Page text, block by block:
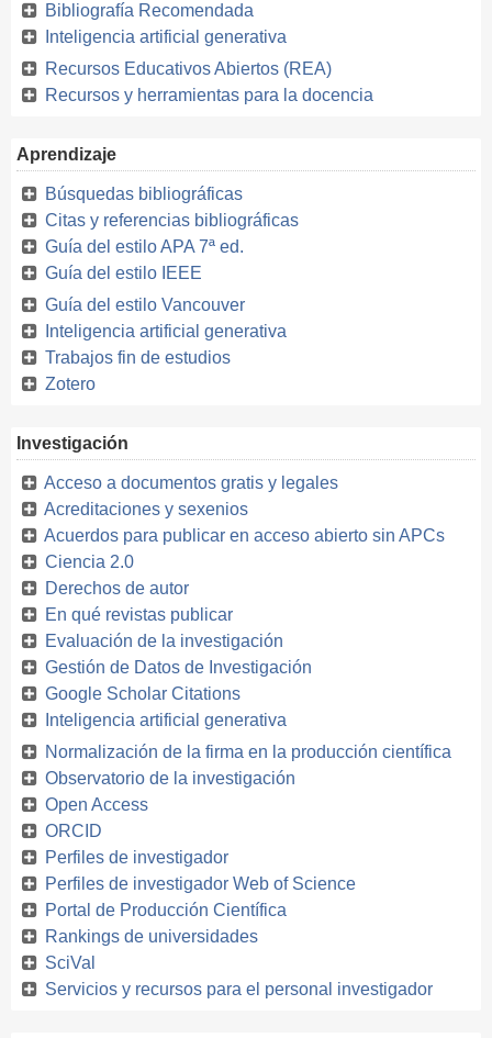
Bibliografía Recomendada
Inteligencia artificial generativa
Recursos Educativos Abiertos (REA)
Recursos y herramientas para la docencia
Aprendizaje
Búsquedas bibliográficas
Citas y referencias bibliográficas
Guía del estilo APA 7ª ed.
Guía del estilo IEEE
Guía del estilo Vancouver
Inteligencia artificial generativa
Trabajos fin de estudios
Zotero
Investigación
Acceso a documentos gratis y legales
Acreditaciones y sexenios
Acuerdos para publicar en acceso abierto sin APCs
Ciencia 2.0
Derechos de autor
En qué revistas publicar
Evaluación de la investigación
Gestión de Datos de Investigación
Google Scholar Citations
Inteligencia artificial generativa
Normalización de la firma en la producción científica
Observatorio de la investigación
Open Access
ORCID
Perfiles de investigador
Perfiles de investigador Web of Science
Portal de Producción Científica
Rankings de universidades
SciVal
Servicios y recursos para el personal investigador